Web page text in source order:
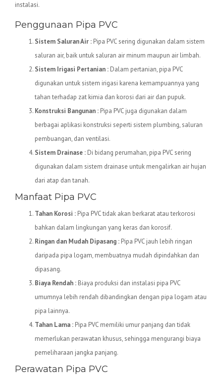
instalasi.
Penggunaan Pipa PVC
Sistem Saluran Air : Pipa PVC sering digunakan dalam sistem
saluran air, baik untuk saluran air minum maupun air limbah.
Sistem Irigasi Pertanian : Dalam pertanian, pipa PVC
digunakan untuk sistem irigasi karena kemampuannya yang
tahan terhadap zat kimia dan korosi dari air dan pupuk.
Konstruksi Bangunan : Pipa PVC juga digunakan dalam
berbagai aplikasi konstruksi seperti sistem plumbing, saluran
pembuangan, dan ventilasi.
Sistem Drainase : Di bidang perumahan, pipa PVC sering
digunakan dalam sistem drainase untuk mengalirkan air hujan
dari atap dan tanah.
Manfaat Pipa PVC
Tahan Korosi : Pipa PVC tidak akan berkarat atau terkorosi
bahkan dalam lingkungan yang keras dan korosif.
Ringan dan Mudah Dipasang : Pipa PVC jauh lebih ringan
daripada pipa logam, membuatnya mudah dipindahkan dan
dipasang.
Biaya Rendah : Biaya produksi dan instalasi pipa PVC
umumnya lebih rendah dibandingkan dengan pipa logam atau
pipa lainnya.
Tahan Lama : Pipa PVC memiliki umur panjang dan tidak
memerlukan perawatan khusus, sehingga mengurangi biaya
pemeliharaan jangka panjang.
Perawatan Pipa PVC